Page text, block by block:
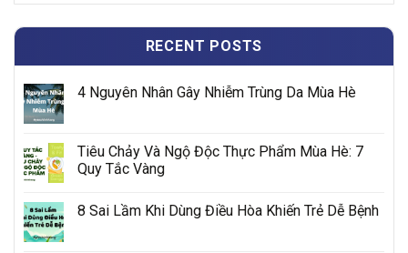
RECENT POSTS
4 Nguyên Nhân Gây Nhiễm Trùng Da Mùa Hè
Tiêu Chảy Và Ngộ Độc Thực Phẩm Mùa Hè: 7
Quy Tắc Vàng
8 Sai Lầm Khi Dùng Điều Hòa Khiến Trẻ Dễ Bệnh